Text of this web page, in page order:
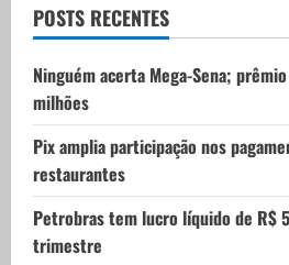
t
i
o
n
POSTS RECENTES
Ninguém acerta Mega-Sena;
milhões
Pix amplia participação nos
restaurantes
Petrobras tem lucro líquido de R$
trimestre